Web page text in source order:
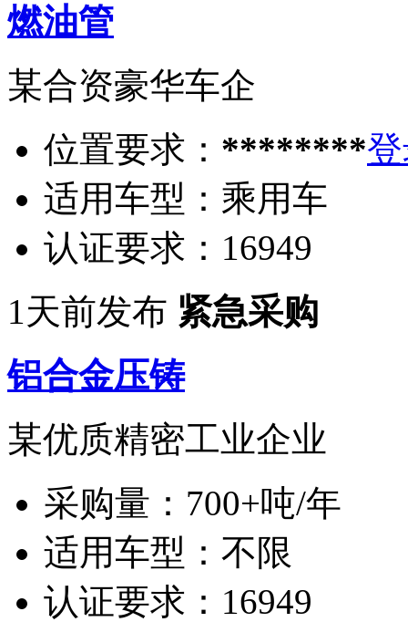
燃油管
某合资豪华车企
位置要求： ********
适用车型： 乘用车
认证要求： 16949
1天前发布 紧急采购
铝合金压铸
某优质精密工业企业
采购量： 700+吨/年
适用车型： 不限
认证要求： 16949